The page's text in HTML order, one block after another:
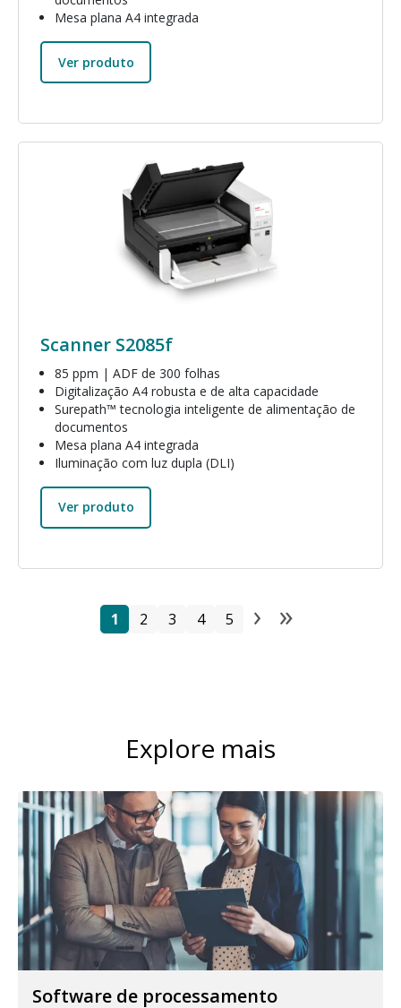
Mesa plana A4 integrada
Ver produto
Scanner S2085f
85 ppm | ADF de 300 folhas
Digitalização A4 robusta e de alta capacidade
Surepath™ tecnologia inteligente de alimentação de
documentos
Mesa plana A4 integrada
Iluminação com luz dupla (DLI)
Ver produto
Paginação
Página
1 Página
2 Página
3 Página
4 Página
5 Next page
› Last
»
Explore mais
Software de processamento